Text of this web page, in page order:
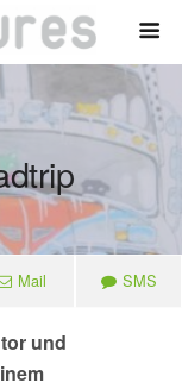
Mail SMS
und